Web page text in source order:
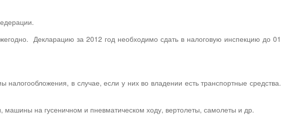
Декларацию за 2012 год необходимо сдать в налоговую инспекцию до 01
в случае, если у них во владении есть транспортные средства.
на гусеничном и пневматическом ходу, вертолеты, самолеты и др.